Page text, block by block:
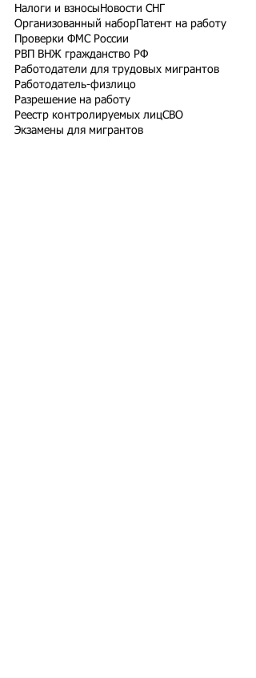
Налоги и взносы Новости СНГ
Организованный набор Патент на работу
Проверки ФМС России
РВП ВНЖ гражданство РФ
Работодатели для трудовых мигрантов
Работодатель-физлицо
Разрешение на работу
Реестр контролируемых лицСВО
Экзамены для мигрантов